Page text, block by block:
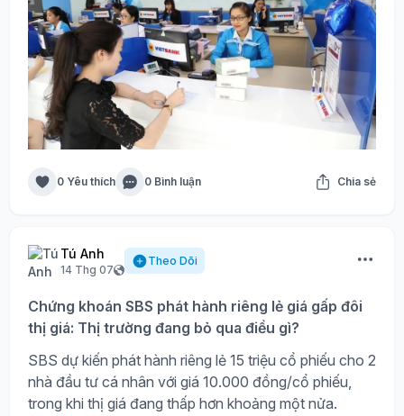
0 Yêu thích 0 Bình luận Chia sẻ
Tú Anh
14 Thg 07
Theo Dõi
Chứng khoán SBS phát hành riêng lẻ giá gấp đôi
thị giá: Thị trường đang bỏ qua điều gì?
SBS dự kiến phát hành riêng lẻ 15 triệu cổ phiếu cho 2
nhà đầu tư cá nhân với giá 10.000 đồng/cổ phiếu,
trong khi thị giá đang thấp hơn khoảng một nửa.